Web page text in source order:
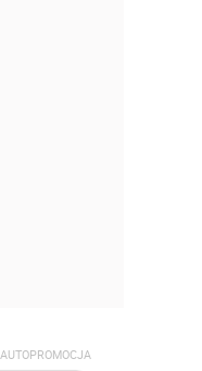
AUTOPROMOCJA